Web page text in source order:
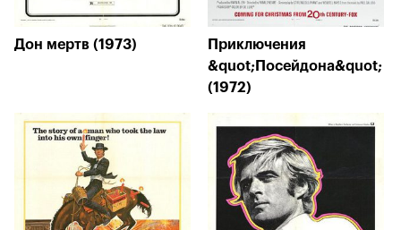
Дон мертв (1973)
Приключения
&quot;Посейдона&quot;
(1972)